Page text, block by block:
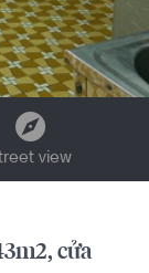
view
cửa